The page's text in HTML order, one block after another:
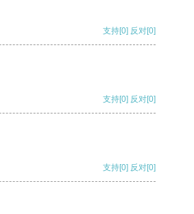
支持[0] 反对[0]
支持[0] 反对[0]
支持[0] 反对[0]